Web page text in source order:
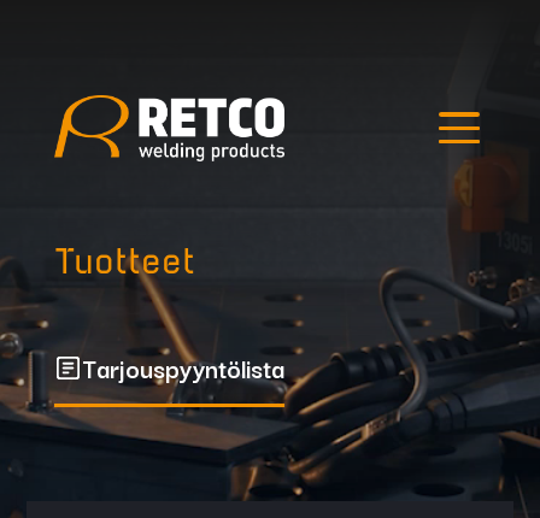
Tuotteet
Tarjouspyyntölista
Hae tuotteista
Outlet